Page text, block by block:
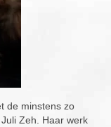
de minstens zo
Zeh. Haar werk